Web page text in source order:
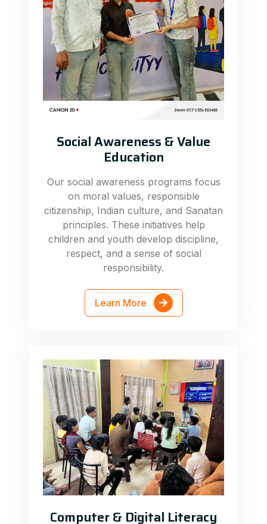
Social Awareness & Value
Education
Our social awareness programs focus
on moral values, responsible
citizenship, Indian culture, and Sanatan
principles. These initiatives help
children and youth develop discipline,
respect, and a sense of social
responsibility.
Learn More
Computer & Digital Literacy